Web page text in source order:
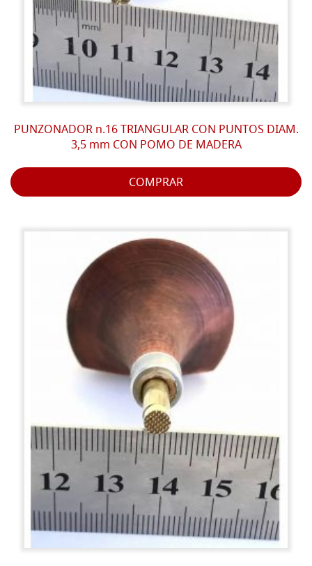
PUNZONADOR n.16 TRIANGULAR CON PUNTOS DIAM.
3,5 mm CON POMO DE MADERA
COMPRAR